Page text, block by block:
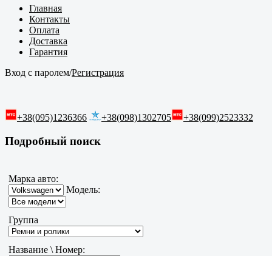
Главная
Контакты
Оплата
Доставка
Гарантия
Вход с паролем/Регистрация
+38(095)1236366 +38(098)1302705 +38(099)2523332
Подробный поиск
Марка авто:
Модель:
Группа
Название \ Номер: